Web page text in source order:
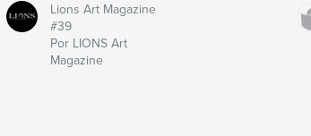
Lions Art Magazine
#39
Por LIONS Art
Magazine